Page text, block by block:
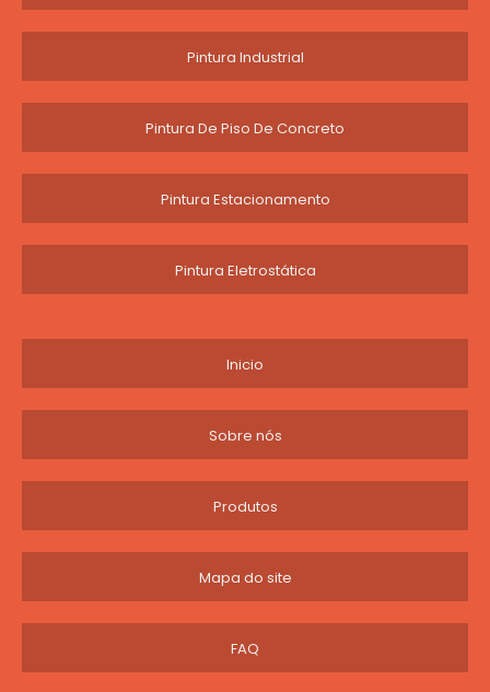
Pintura Industrial
Pintura De Piso De Concreto
Pintura Estacionamento
Pintura Eletrostática
Inicio
Sobre nós
Produtos
Mapa do site
FAQ